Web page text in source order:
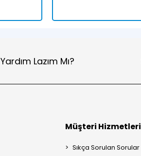
Yardım Lazım Mı?
Müşteri Hizmetleri
Sıkça Sorulan Sorular